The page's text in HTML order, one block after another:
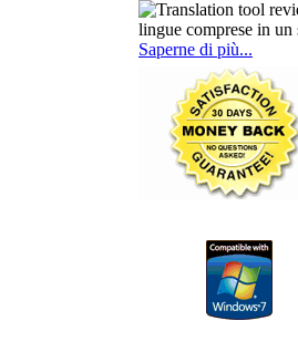
lingue comprese in
Saperne di più...